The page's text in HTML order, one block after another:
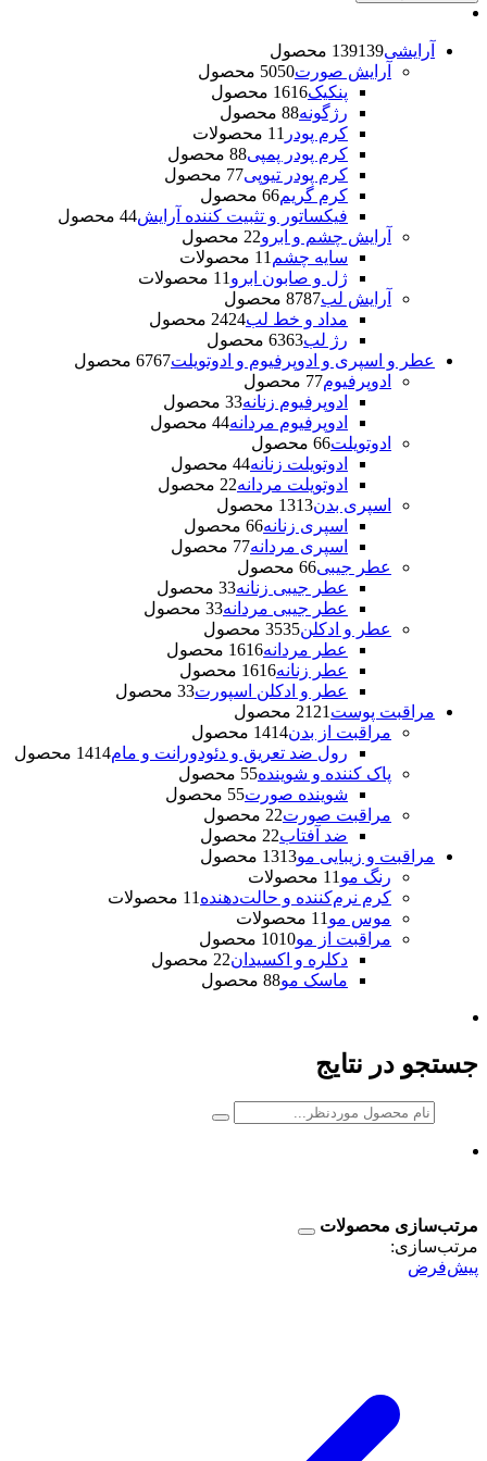
آرایشی 139139 محصول
آرایش صورت
5050 محصول
پنکیک
1616 محصول
رژگونه 88 محصول
کرم پودر
1 1 محصولات
کرم پودر پمپی 88 محصول
کرم پودر تیوپی 77 محصول
کرم گریم 66 محصول
فیکساتور و تثبیت کننده آرایش 44 محصول
آرایش چشم و ابرو 22 محصول
سایه چشم
1 1 محصولات
ژل و صابون ابرو
1 1 محصولات
آرایش لب
8787 محصول
مداد و خط لب
2424 محصول
رژ لب
6363 محصول
عطر و اسپری و ادوپرفیوم و ادوتویلت
6767 محصول
ادوپرفیوم 77 محصول
ادوپرفیوم زنانه 33 محصول
ادوپرفیوم مردانه 44 محصول
ادوتویلت 66 محصول
ادوتویلت زنانه 44 محصول
ادوتویلت مردانه 22 محصول
اسپری بدن
1313 محصول
اسپری زنانه 66 محصول
اسپری مردانه 77 محصول
عطر جیبی 66 محصول
عطر جیبی زنانه 33 محصول
عطر جیبی مردانه 33 محصول
عطر و ادکلن
3535 محصول
عطر مردانه
1616 محصول
عطر زنانه
1616 محصول
عطر و ادکلن اسپورت 33 محصول
مراقبت پوست
21 21 محصول
مراقبت از بدن
1414 محصول
رول ضد تعریق و دئودورانت و مام
1414 محصول
پاک کننده و شوینده 55 محصول
شوینده صورت 55 محصول
مراقبت صورت 22 محصول
ضد آفتاب 22 محصول
مراقبت و زیبایی مو
1313 محصول
رنگ مو
1 1 محصولات
کرم نرم‌کننده و حالت‌دهنده
1 1 محصولات
موس مو
1 1 محصولات
مراقبت از مو
1010 محصول
دکلره و اکسیدان 22 محصول
ماسک مو 88 محصول
جستجو در نتایج
مرتب‌سازی محصولات
مرتب‌سازی:
پیش‌فرض